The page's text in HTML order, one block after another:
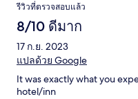
รีวิวที่ตรวจสอบแล้ว
8/10 ดีมาก
17 ก.ย. 2023
แปลด้วย Google
It was exactly what you
hotel/inn